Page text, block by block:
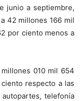
junio a septiembre,
42 millones 166 mil
por ciento menos a
010 mil 654
respecto a las
autopartes, telefonía